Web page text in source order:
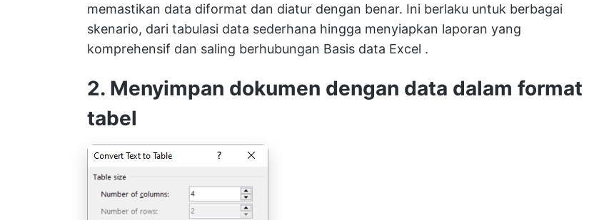
memastikan data diformat dan diatur dengan benar. Ini berlaku untuk berbagai
skenario, dari tabulasi data sederhana hingga menyiapkan laporan yang
komprehensif dan saling berhubungan Basis data Excel .
2. Menyimpan dokumen dengan data dalam format
tabel